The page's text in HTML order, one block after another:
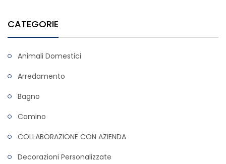
CATEGORIE
Animali Domestici
Arredamento
Bagno
Camino
COLLABORAZIONE CON AZIENDA
Decorazioni Personalizzate